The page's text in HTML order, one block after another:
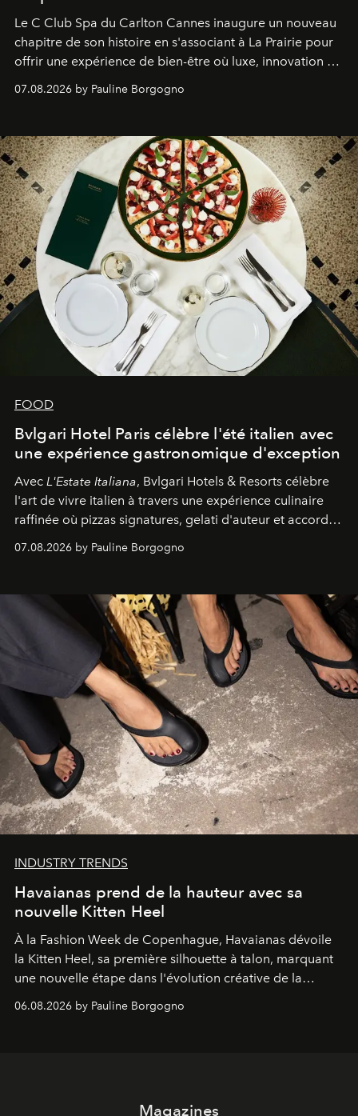
Le C Club Spa du Carlton Cannes inaugure un nouveau
chapitre de son histoire en s'associant à La Prairie pour
offrir une expérience de bien-être où luxe, innovation et
07.08.2026 by Pauline Borgogno
FOOD
Bvlgari Hotel Paris célèbre l'été italien avec
une expérience gastronomique d'exception
Avec L'Estate Italiana, Bvlgari Hotels & Resorts célèbre
l'art de vivre italien à travers une expérience culinaire
raffinée où pizzas signatures, gelati d'auteur et accords
07.08.2026 by Pauline Borgogno
INDUSTRY TRENDS
Havaianas prend de la hauteur avec sa
nouvelle Kitten Heel
À la Fashion Week de Copenhague, Havaianas dévoile
la Kitten Heel, sa première silhouette à talon, marquant
une nouvelle étape dans l'évolution créative de la
06.08.2026 by Pauline Borgogno
Magazines